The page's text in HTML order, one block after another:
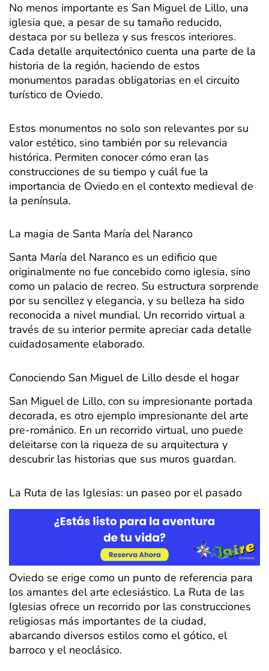
No menos importante es San Miguel de Lillo, una
iglesia que, a pesar de su tamaño reducido,
destaca por su belleza y sus frescos interiores.
Cada detalle arquitectónico cuenta una parte de la
historia de la región, haciendo de estos
monumentos paradas obligatorias en el circuito
turístico de Oviedo.
Estos monumentos no solo son relevantes por su
valor estético, sino también por su relevancia
histórica. Permiten conocer cómo eran las
construcciones de su tiempo y cuál fue la
importancia de Oviedo en el contexto medieval de
la península.
La magia de Santa María del Naranco
Santa María del Naranco es un edificio que
originalmente no fue concebido como iglesia, sino
como un palacio de recreo. Su estructura sorprende
por su sencillez y elegancia, y su belleza ha sido
reconocida a nivel mundial. Un recorrido virtual a
través de su interior permite apreciar cada detalle
cuidadosamente elaborado.
Conociendo San Miguel de Lillo desde el hogar
San Miguel de Lillo, con su impresionante portada
decorada, es otro ejemplo impresionante del arte
pre-románico. En un recorrido virtual, uno puede
deleitarse con la riqueza de su arquitectura y
descubrir las historias que sus muros guardan.
La Ruta de las Iglesias: un paseo por el pasado
Oviedo se erige como un punto de referencia para
los amantes del arte eclesiástico. La Ruta de las
Iglesias ofrece un recorrido por las construcciones
religiosas más importantes de la ciudad,
abarcando diversos estilos como el gótico, el
barroco y el neoclásico.